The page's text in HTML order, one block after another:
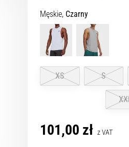
Męskie, Czarny
XS S
101,00 zł z VAT